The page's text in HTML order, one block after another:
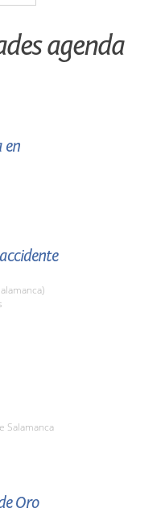
agenda
en
Salamanca
Oro